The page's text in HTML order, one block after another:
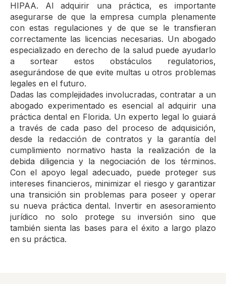
HIPAA. Al adquirir una práctica, es importante
asegurarse de que la empresa cumpla plenamente
con estas regulaciones y de que se le transfieran
correctamente las licencias necesarias. Un abogado
especializado en derecho de la salud puede ayudarlo
a sortear estos obstáculos regulatorios,
asegurándose de que evite multas u otros problemas
legales en el futuro.
Dadas las complejidades involucradas, contratar a un
abogado experimentado es esencial al adquirir una
práctica dental en Florida. Un experto legal lo guiará
a través de cada paso del proceso de adquisición,
desde la redacción de contratos y la garantía del
cumplimiento normativo hasta la realización de la
debida diligencia y la negociación de los términos.
Con el apoyo legal adecuado, puede proteger sus
intereses financieros, minimizar el riesgo y garantizar
una transición sin problemas para poseer y operar
su nueva práctica dental. Invertir en asesoramiento
jurídico no solo protege su inversión sino que
también sienta las bases para el éxito a largo plazo
en su práctica.